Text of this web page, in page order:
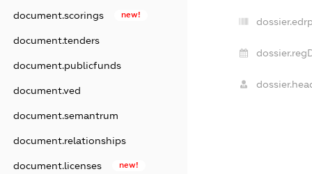
document.scorings new!
document.tenders
document.publicfunds
document.ved
document.semantrum
document.relationships
document.licenses new!